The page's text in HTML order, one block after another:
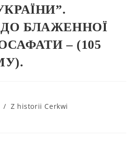
БЛАЖЕННОЇ
– (105
/ Z historii Cerkwi